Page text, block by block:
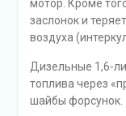
мотор. Кроме
заслонок и
воздуха
Дизельные 1,6-
топлива через
шайбы форсунок.